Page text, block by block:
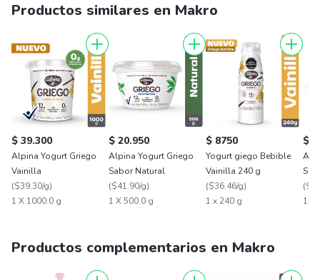
Productos similares en Makro
$ 39.300
Alpina Yogurt Griego
Vainilla
($39.30/g)
1 X 1000.0 g
$ 20.950
Alpina Yogurt Griego
Sabor Natural
($41.90/g)
1 X 500.0 g
$ 8750
Yogurt giego Bebible
Vainilla 240 g
($36.46/g)
1 x 240 g
$
(
1 X
Productos complementarios en Makro